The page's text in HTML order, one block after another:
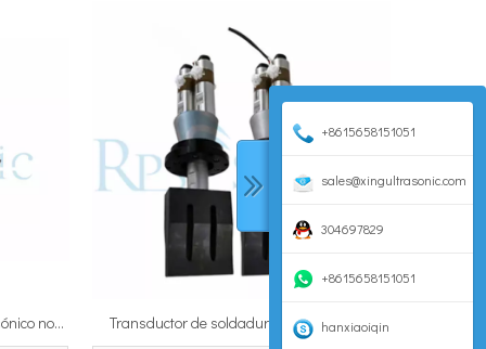
no
Transductor de soldadura ultrasónica de
+8615658151051
sales@xingultrasonic.com
304697829
+8615658151051
hanxiaoiqin